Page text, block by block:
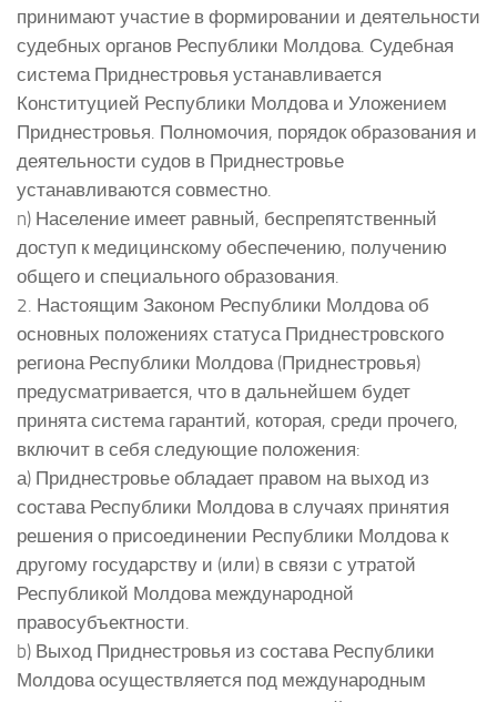
принимают участие в формировании и деятельности
судебных органов Республики Молдова. Судебная
система Приднестровья устанавливается
Конституцией Республики Молдова и Уложением
Приднестровья. Полномочия, порядок образования и
деятельности судов в Приднестровье
устанавливаются совместно.
n) Население имеет равный, беспрепятственный
доступ к медицинскому обеспечению, получению
общего и специального образования.
2. Настоящим Законом Республики Молдова об
основных положениях статуса Приднестровского
региона Республики Молдова (Приднестровья)
предусматривается, что в дальнейшем будет
принята система гарантий, которая, среди прочего,
включит в себя следующие положения:
а) Приднестровье обладает правом на выход из
состава Республики Молдова в случаях принятия
решения о присоединении Республики Молдова к
другому государству и (или) в связи с утратой
Республикой Молдова международной
правосубъектности.
b) Выход Приднестровья из состава Республики
Молдова осуществляется под международным